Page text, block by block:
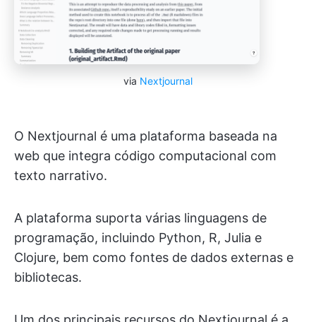
via Nextjournal
O Nextjournal é uma plataforma baseada na
web que integra código computacional com
texto narrativo.
A plataforma suporta várias linguagens de
programação, incluindo Python, R, Julia e
Clojure, bem como fontes de dados externas e
bibliotecas.